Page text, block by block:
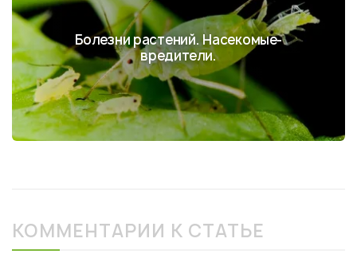
Болезни растений. Насекомые-
вредители.
КОММЕНТАРИИ К СТАТЬЕ